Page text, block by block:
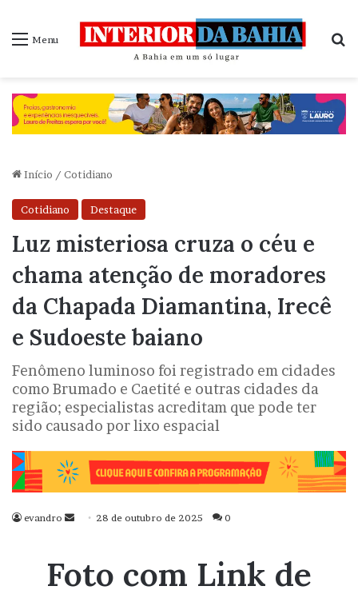
Menu
Início / Cotidiano
Cotidiano Destaque
Luz misteriosa cruza o céu e
chama atenção de moradores
da Chapada Diamantina, Irecê
e Sudoeste baiano
Fenômeno luminoso foi registrado em cidades
como Brumado e Caetité e outras cidades da
região; especialistas acreditam que pode ter
sido causado por lixo espacial
evandro
Mande
mail
28 de outubro de 2025 0
Foto com Link de